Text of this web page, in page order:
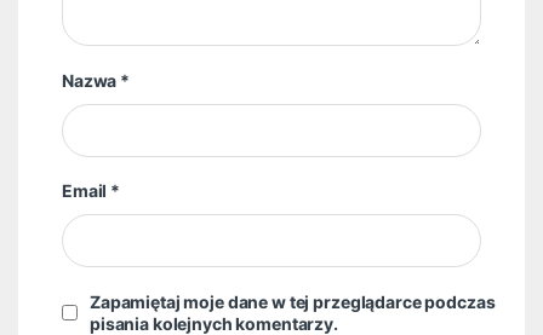
Nazwa *
Email *
Zapamiętaj moje dane w tej przeglądarce podczas
pisania kolejnych komentarzy.